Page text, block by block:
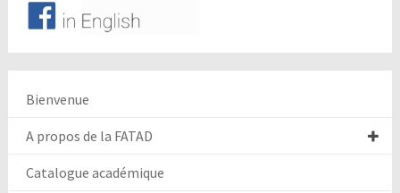
Bienvenue
A propos de la FATAD
Catalogue académique